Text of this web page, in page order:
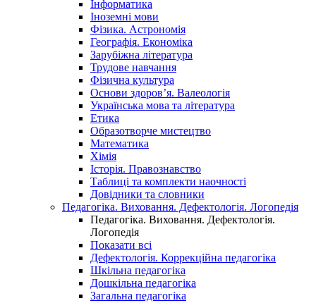
Інформатика
Іноземні мови
Фізика. Астрономія
Географія. Економіка
Зарубіжна література
Трудове навчання
Фізична культура
Основи здоров’я. Валеологія
Українська мова та література
Етика
Образотворче мистецтво
Математика
Хімія
Історія. Правознавство
Таблиці та комплекти наочності
Довідники та словники
Педагогіка. Виховання. Дефектологія. Логопедія
Педагогіка. Виховання. Дефектологія.
Логопедія
Показати всі
Дефектологія. Коррекційна педагогіка
Шкільна педагогіка
Дошкільна педагогіка
Загальна педагогіка